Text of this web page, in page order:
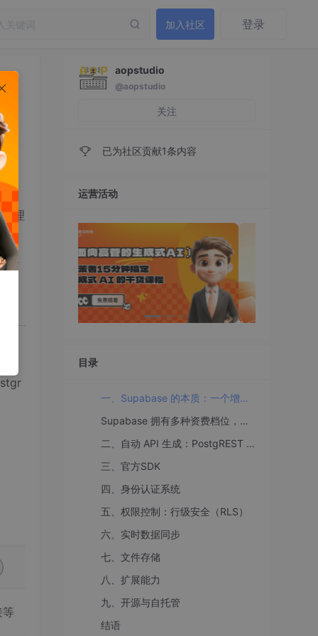
加入社区 登录
理
通
aopstudio
@aopstudio
关注
已为社区贡献1条内容
运营活动
目录
一、Supabase 的本质：一个增强的 PostgreSQL 实例
Supabase 拥有多种资费档位，其中免费计划包含 500MB 存储、5万月请求和 1GB 文件存储，已经足够个人项目使用
二、自动 API 生成：PostgREST 的作用
三、官方SDK
四、身份认证系统
五、权限控制：行级安全（RLS）
六、实时数据同步
七、文件存储
八、扩展能力
九、开源与自托管
结语